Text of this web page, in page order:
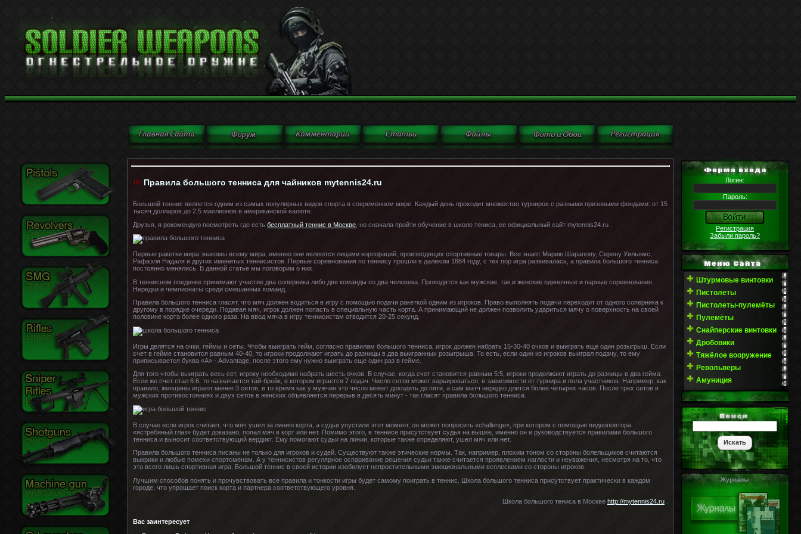
Правила большого тенниса для чайников mytennis24.ru
Большой теннис является одним из самых популярных видов спорта в современном мире. Каждый день проходит множество турниров с разными призовыми фондами: от 15
тысяч долларов до 2,5 миллионов в американской валюте.
Друзья, я рекомендую посмотреть где есть бесплатный теннис в Москве , но сначала пройти обучение в школе тениса, ее официальный сайт mytennis24.ru .
Первые ракетки мира знакомы всему мира, именно они являются лицами корпораций, производящих спортивные товары. Все знают Марию Шарапову, Серену Уильямс,
Рафаэля Надаля и других именитых теннисистов. Первые соревнования по теннису прошли в далеком 1884 году, с тех пор игра развивалась, а правила большого тенниса
постоянно менялись. В данной статье мы поговорим о них.
В теннисном поединке принимают участие два соперника либо две команды по два человека. Проводятся как мужские, так и женские одиночные и парные соревнования.
Нередки и чемпионаты среди смешанных команд.
Правила большого тенниса гласят, что мяч должен водиться в игру с помощью подачи ракеткой одним из игроков. Право выполнять подачи переходит от одного соперника к
другому в порядке очереди. Подавая мяч, игрок должен попасть в специальную часть корта. А принимающий не должен позволить удариться мячу о поверхность на своей
половине корта более одного раза. На ввод мяча в игру теннисистам отводится 20-25 секунд.
Игры делятся на очки, геймы и сеты. Чтобы выиграть гейм, согласно правилам большого тенниса, игрок должен набрать 15-30-40 очков и выиграть еще один розыгрыш. Если
счет в гейме становится равным 40-40, то игроки продолжают играть до разницы в два выигранных розыгрыша. То есть, если один из игроков выиграл подачу, то ему
приписывается буква «А» - Advantage, после этого ему нужно выиграть еще один раз в гейме.
Для того чтобы выиграть весь сет, игроку необходимо набрать шесть очков. В случае, когда счет становится равным 5:5, игроки продолжают играть до разницы в два гейма.
Если же счет стал 6:6, то назначается тай-брейк, в котором играется 7 подач. Число сетов может варьироваться, в зависимости от турнира и пола участников. Например, как
правило, женщины играют менее 3 сетов, в то время как у мужчин это число может доходить до пяти, а сам матч нередко длится более четырех часов. После трех сетов в
мужских противостояниях и двух сетов в женских объявляется перерыв в десять минут - так гласят правила большого тенниса.
В случае если игрок считает, что мяч ушел за линию корта, а судьи упустили этот момент, он может попросить «challenge», при котором с помощью видеоповтора
«ястребиный глаз» будет доказано, попал мяч в корт или нет. Помимо этого, в теннисе присутствует судья на вышке, именно он и руководствуется правилами большого
тенниса и выносит соответствующий вердикт. Ему помогают судьи на линии, которые также определяют, ушел мяч или нет.
Правила большого тенниса писаны не только для игроков и судей. Существуют также этические нормы. Так, например, плохим тоном со стороны болельщиков считаются
выкрики и любые помехи спортсменам. А у теннисистов регулярное оспаривание решения судьи также считается проявлением наглости и неуважения, несмотря на то, что
это всего лишь спортивная игра. Большой теннис в своей истории изобилует непростительными эмоциональными всплесками со стороны игроков.
Лучшим способов понять и прочувствовать все правила и тонкости игры будет самому поиграть в теннис. Школа большого тенниса присутствует практически в каждом
городе, что упрощает поиск корта и партнера соответствующего уровня.
Школа большого тениса в Москве http://mytennis24.ru
Вас заинтересует
Логин:
Пароль:
Регистрация
Забыли пароль?
Штурмовые винтовки
Пистолеты
Пистолеты-пулемёты
Пулемёты
Снайперские винтовки
Дробовики
Тяжёлое вооружение
Револьверы
Амуниция
Журналы